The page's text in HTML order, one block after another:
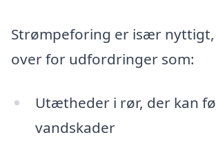
Strømpeforing er især
over for udfordringer som:
Utætheder i rør, der kan
vandskader